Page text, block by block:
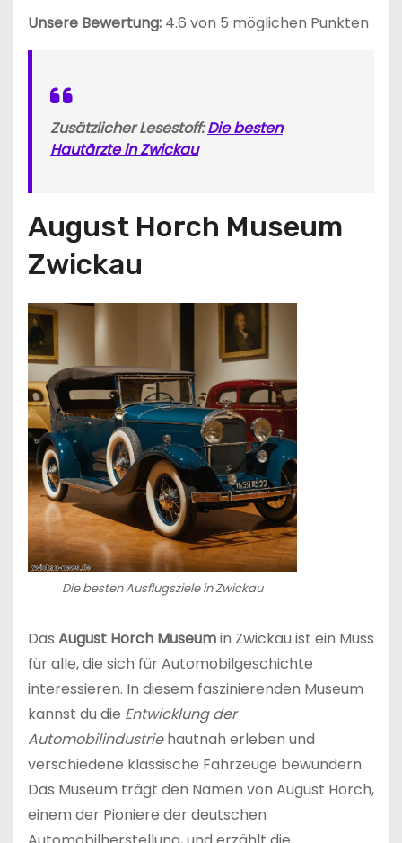
Unsere Bewertung: 4.6 von 5 möglichen Punkten
Zusätzlicher Lesestoff:Die besten
Hautärzte in Zwickau
August Horch Museum
Zwickau
Die besten Ausflugsziele in Zwickau
Das August Horch Museumin Zwickau ist ein Muss
für alle, die sich für Automobilgeschichte
interessieren. In diesem faszinierenden Museum
kannst du die Entwicklung der
Automobilindustriehautnah erleben und
verschiedene klassische Fahrzeuge bewundern.
Das Museum trägt den Namen von August Horch,
einem der Pioniere der deutschen